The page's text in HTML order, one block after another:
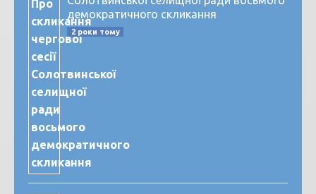
демократичного скликання
2 роки тому